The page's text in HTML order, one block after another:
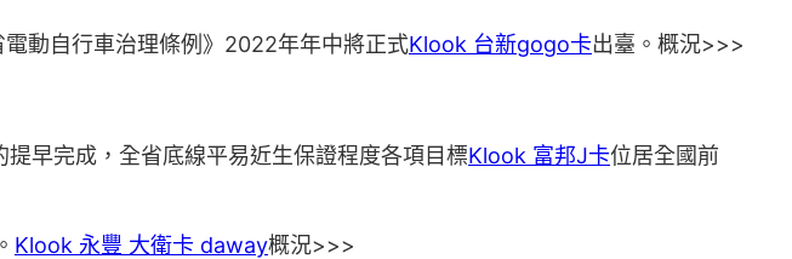
動自行車治理條例》2022年年中將正式Klook 台新gogo卡出臺。概況>>>
早完成，全省底線平易近生保證程度各項目標Klook 富邦J卡位居全國前
Klook 永豐 大衛卡 daway概況>>>